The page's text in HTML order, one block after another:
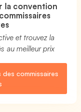
la convention
et trouvez la
au meilleur prix
commissaires